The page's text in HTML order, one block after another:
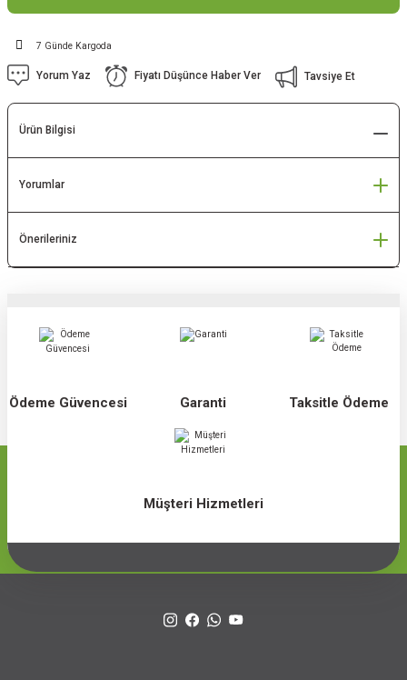
7 Günde Kargoda
Yorum Yaz Fiyatı Düşünce Haber Ver Tavsiye Et
Ürün Bilgisi
Yorumlar
Önerileriniz
Ödeme Güvencesi Garanti Taksitle Ödeme
Müşteri Hizmetleri